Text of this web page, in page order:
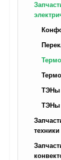
ТЭНы
ТЭНы
техники